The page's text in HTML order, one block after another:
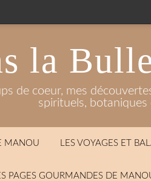
la
de coeur, mes
spirituels, botaniques
MANOU LES VOYAGES ET
PAGES GOURMANDES DE